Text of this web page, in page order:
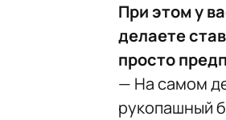
При этом у
делаете
просто
— На самом
рукопашный